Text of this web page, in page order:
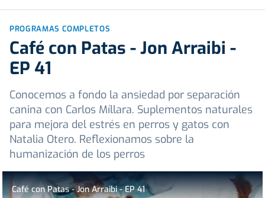
PROGRAMAS COMPLETOS
Café con Patas - Jon Arraibi -
EP 41
Conocemos a fondo la ansiedad por separación
canina con Carlos Míllara. Suplementos naturales
para mejora del estrés en perros y gatos con
Natalia Otero. Reflexionamos sobre la
humanización de los perros
Café con Patas - Jon Arraibi - EP 41